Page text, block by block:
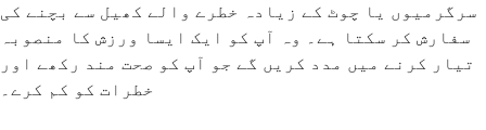
سرگرمیوں یا چوٹ کے زیادہ خطرے والے کھیل سے بچنے کی
سفارش کر سکتا ہے۔ وہ آپ کو ایک ایسا ورزش کا منصوبہ
تیار کرنے میں مدد کریں گے جو آپ کو صحت مند رکھے اور
خطرات کو کم کرے۔